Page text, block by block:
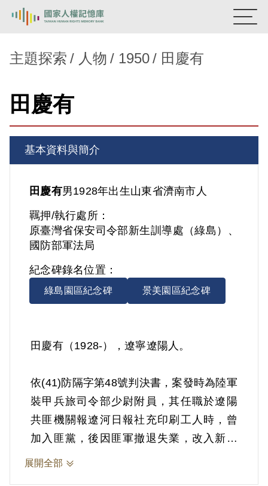
新生訓導處
主題探索
背景知識
關於我們
意見信箱
主題探索 人物 1950 田慶有
田慶有
基本資料與簡介
田慶有男1928年出生山東省濟南市人
羈押/執行處所：
原臺灣省保安司令部新生訓導處（綠島）、
國防部軍法局
紀念碑錄名位置：
綠島園區紀念碑 景美園區紀念碑
田慶有（1928-），遼寧遼陽人。
依(41)防隔字第48號判決書，案發時為陸軍
裝甲兵旅司令部少尉附員，其任職於遼陽
共匪機關報遼河日報社充印刷工人時，曾
加入匪黨，後因匪軍撤退失業，改入新一
軍教導總隊。1951年11月29日被羈押。
展開全部